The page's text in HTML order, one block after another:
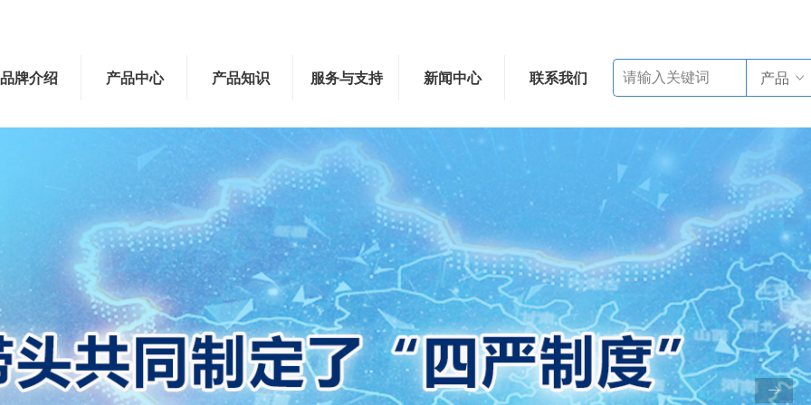
品牌介绍 产品中心 产品知识 服务与支持 新闻中心 联系我们 产品 ꀁ
ꁹ